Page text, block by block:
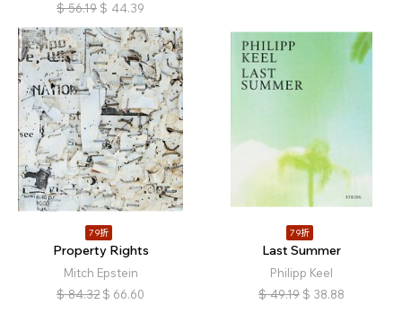
$ 56.19 $ 44.39
79折
Property Rights
Mitch Epstein
$ 84.32 $ 66.60
79折
Last Summer
Philipp Keel
$ 49.19 $ 38.88